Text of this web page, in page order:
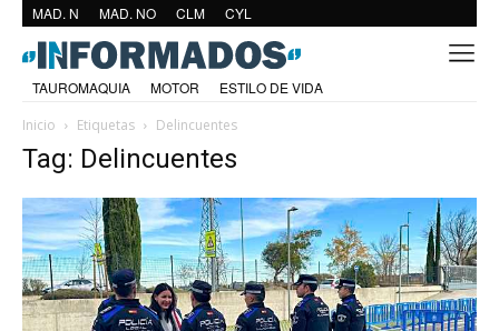
MAD. N MAD. NO CLM CYL
TAUROMAQUIA MOTOR
ESTILO DE VIDA
Inicio
Etiquetas Delincuentes
Tag: Delincuentes